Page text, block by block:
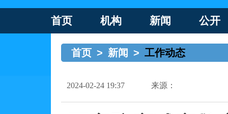
首页 机构 新闻 公开
首页 > 新闻 > 工作动态
2024-02-24 19:37 来源：